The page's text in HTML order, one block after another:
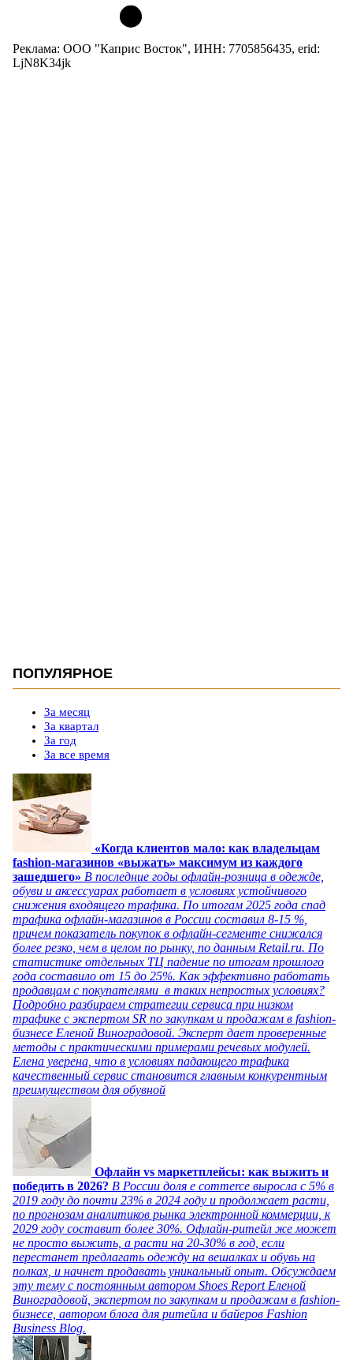
Реклама: ООО "Каприс Восток", ИНН: 7705856435, erid:
LjN8K34jk
ПОПУЛЯРНОЕ
За месяц
За квартал
За год
За все время
«Когда клиентов мало: как владельцам
fashion-магазинов «выжать» максимум из каждого
зашедшего» В последние годы офлайн-розница в одежде,
обуви и аксессуарах работает в условиях устойчивого
снижения входящего трафика. По итогам 2025 года спад
трафика офлайн-магазинов в России составил 8-15 %,
причем показатель покупок в офлайн-сегменте снижался
более резко, чем в целом по рынку, по данным Retail.ru. По
статистике отдельных ТЦ падение по итогам прошлого
года составило от 15 до 25%. Как эффективно работать
продавцам с покупателями в таких непростых условиях?
Подробно разбираем стратегии сервиса при низком
трафике с экспертом SR по закупкам и продажам в fashion-
бизнесе Еленой Виноградовой. Эксперт дает проверенные
методы с практическими примерами речевых модулей.
Елена уверена, что в условиях падающего трафика
качественный сервис становится главным конкурентным
преимуществом для обувной
Офлайн vs маркетплейсы: как выжить и
победить в 2026? В России доля e commerce выросла с 5% в
2019 году до почти 23% в 2024 году и продолжает расти,
по прогнозам аналитиков рынка электронной коммерции, к
2029 году составит более 30%. Офлайн-ритейл же может
не просто выжить, а расти на 20-30% в год, если
перестанет предлагать одежду на вешалках и обувь на
полках, и начнет продавать уникальный опыт. Обсуждаем
эту тему с постоянным автором Shoes Report Еленой
Виноградовой, экспертом по закупкам и продажам в fashion-
бизнесе, автором блога для ритейла и байеров Fashion
Business Blog.